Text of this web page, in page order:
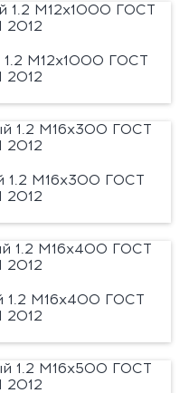
М12х1000 ГОСТ
2012
1.2 М16х300 ГОСТ
2012
1.2 М16х400 ГОСТ
2012